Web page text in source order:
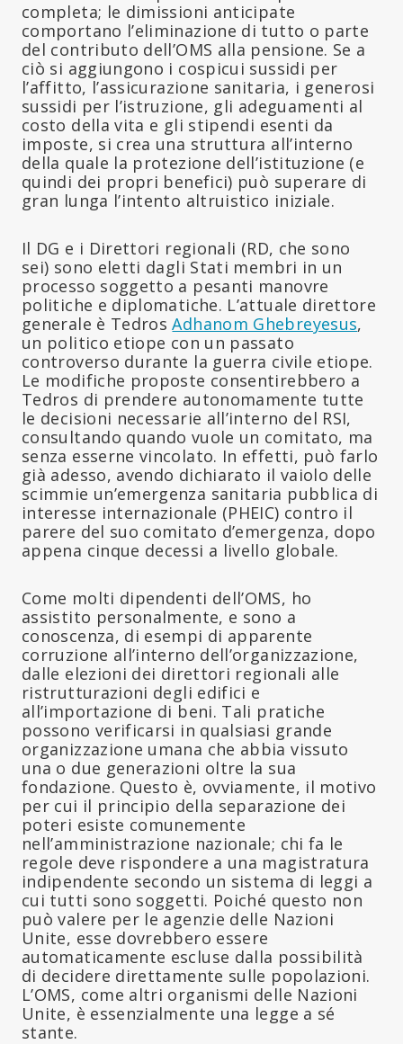
completa; le dimissioni anticipate
comportano l’eliminazione di tutto o parte
del contributo dell’OMS alla pensione. Se a
ciò si aggiungono i cospicui sussidi per
l’affitto, l’assicurazione sanitaria, i generosi
sussidi per l’istruzione, gli adeguamenti al
costo della vita e gli stipendi esenti da
imposte, si crea una struttura all’interno
della quale la protezione dell’istituzione (e
quindi dei propri benefici) può superare di
gran lunga l’intento altruistico iniziale.
Il DG e i Direttori regionali (RD, che sono
sei) sono eletti dagli Stati membri in un
processo soggetto a pesanti manovre
politiche e diplomatiche. L’attuale direttore
generale è TedrosAdhanom Ghebreyesus,
un politico etiope con un passato
controverso durante la guerra civile etiope.
Le modifiche proposte consentirebbero a
Tedros di prendere autonomamente tutte
le decisioni necessarie all’interno del RSI,
consultando quando vuole un comitato, ma
senza esserne vincolato. In effetti, può farlo
già adesso, avendo dichiarato il vaiolo delle
scimmie un’emergenza sanitaria pubblica di
interesse internazionale (PHEIC) contro il
parere del suo comitato d’emergenza, dopo
appena cinque decessi a livello globale.
Come molti dipendenti dell’OMS, ho
assistito personalmente, e sono a
conoscenza, di esempi di apparente
corruzione all’interno dell’organizzazione,
dalle elezioni dei direttori regionali alle
ristrutturazioni degli edifici e
all’importazione di beni. Tali pratiche
possono verificarsi in qualsiasi grande
organizzazione umana che abbia vissuto
una o due generazioni oltre la sua
fondazione. Questo è, ovviamente, il motivo
per cui il principio della separazione dei
poteri esiste comunemente
nell’amministrazione nazionale; chi fa le
regole deve rispondere a una magistratura
indipendente secondo un sistema di leggi a
cui tutti sono soggetti. Poiché questo non
può valere per le agenzie delle Nazioni
Unite, esse dovrebbero essere
automaticamente escluse dalla possibilità
di decidere direttamente sulle popolazioni.
L’OMS, come altri organismi delle Nazioni
Unite, è essenzialmente una legge a sé
stante.